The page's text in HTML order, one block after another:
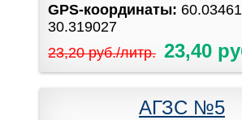
GPS-координаты:
30.319027
23,20 руб./литр. 23,40
АГЗС №5